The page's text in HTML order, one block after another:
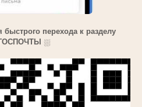
быстрого перехода к разделу
⛆